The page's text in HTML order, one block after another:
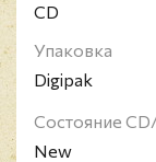
ему
CD
Упаковка
Digipak
Состояние
New